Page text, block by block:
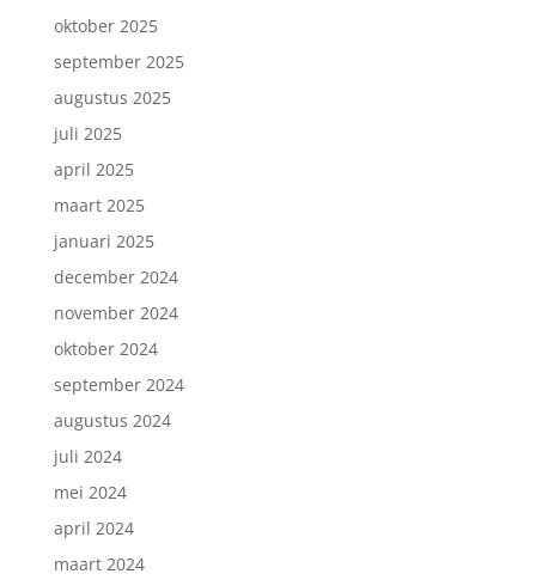
oktober 2025
september 2025
augustus 2025
juli 2025
april 2025
maart 2025
januari 2025
december 2024
november 2024
oktober 2024
september 2024
augustus 2024
juli 2024
mei 2024
april 2024
maart 2024
Inschrijven nieuwsbrief.